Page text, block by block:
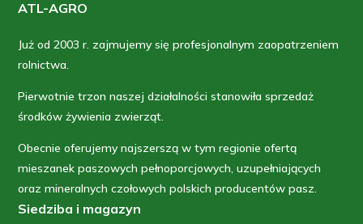
ATL-AGRO
Już od 2003 r. zajmujemy się profesjonalnym zaopatrzeniem
rolnictwa.
Pierwotnie trzon naszej działalności stanowiła sprzedaż
środków żywienia zwierząt.
Obecnie oferujemy najszerszą w tym regionie ofertą
mieszanek paszowych pełnoporcjowych, uzupełniających
oraz mineralnych czołowych polskich producentów pasz.
Siedziba i magazyn